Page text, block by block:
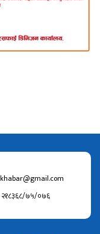
२१८३६८/७५/०७६